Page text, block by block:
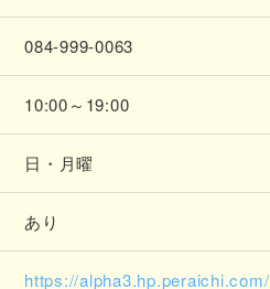
084-999-0063
10:00～19:00
日・月曜
あり
https://alpha3.hp.peraichi.com/